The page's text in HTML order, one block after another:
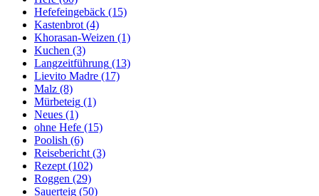
Hefefeingebäck (15)
Kastenbrot (4)
Khorasan-Weizen (1)
Kuchen (3)
Langzeitführung (13)
Lievito Madre (17)
Malz (8)
Mürbeteig (1)
Neues (1)
ohne Hefe (15)
Poolish (6)
Reisebericht (3)
Rezept (102)
Roggen (29)
Sauerteig (50)